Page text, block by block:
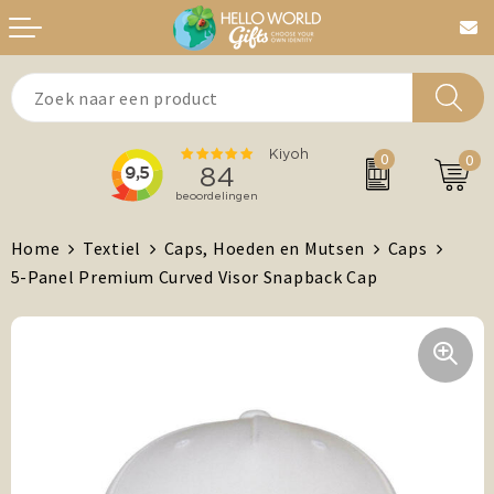
0 0
Agenda's + Kalenders
Auto en Fiets
Drinkwaren, Servies en Lunch
Feest / Festival artikelen
Beurzen & Events
Chocolade
MVO/Duurzame geschenken
Home Textiel Caps, Hoeden en Mutsen
Caps
5-Panel Premium Curved Visor Snapback Cap